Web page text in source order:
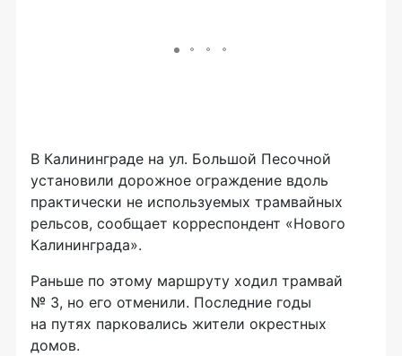
В Калининграде на ул. Большой Песочной
установили дорожное ограждение вдоль
практически не используемых трамвайных
рельсов, сообщает корреспондент «Нового
Калининграда».
Раньше по этому маршруту ходил трамвай
№ 3, но его отменили. Последние годы
на путях парковались жители окрестных
домов.